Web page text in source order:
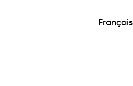
Français